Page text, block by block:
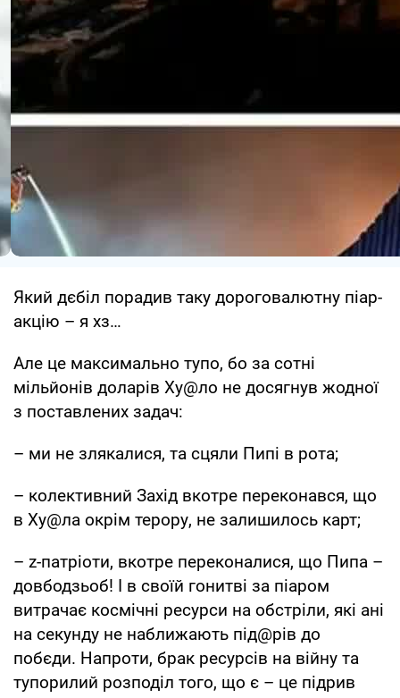
Який дєбіл порадив таку дороговалютну піар-
акцію – я хз…
Але це максимально тупо, бо за сотні
мільйонів доларів Ху@ло не досягнув жодної
з поставлених задач:
– ми не злякалися, та сцяли Пипі в рота;
– колективний Захід вкотре переконався, що
в Ху@ла окрім терору, не залишилось карт;
– z-патріоти, вкотре переконалися, що Пипа –
довбодзьоб! І в своїй гонитві за піаром
витрачає космічні ресурси на обстріли, які ані
на секунду не наближають під@рів до
побєди. Напроти, брак ресурсів на війну та
тупорилий розподіл того, що є – це підрив